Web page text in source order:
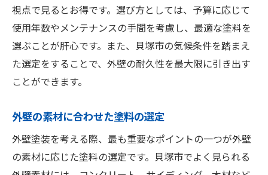
視点で見るとお得です。選び方としては、予算に応じて
使用年数やメンテナンスの手間を考慮し、最適な塗料を
選ぶことが肝心です。また、貝塚市の気候条件を踏まえ
た選定をすることで、外壁の耐久性を最大限に引き出す
ことができます。
外壁の素材に合わせた塗料の選定
外壁塗装を考える際、最も重要なポイントの一つが外壁
の素材に応じた塗料の選定です。貝塚市でよく見られる